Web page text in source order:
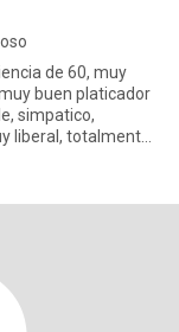
de 60, muy
buen platicador
simpatico,
liberal, totalmente